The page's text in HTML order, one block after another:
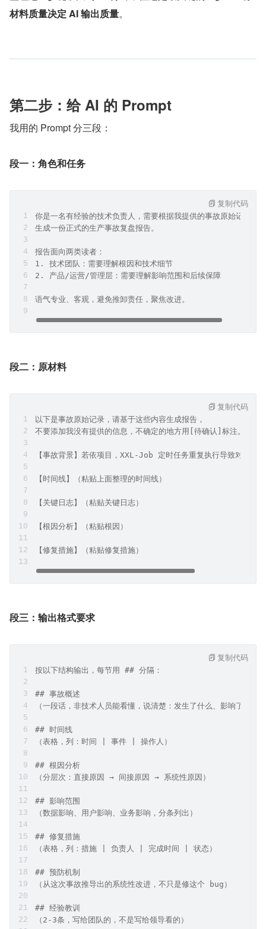
材料质量决定 AI 输出质量。
第二步：给 AI 的 Prompt
我用的 Prompt 分三段：
段一：角色和任务
你是一名有经验的技术负责人，需要根据我提供的事故原始记录，
生成一份正式的生产事故复盘报告。
报告面向两类读者：
1. 技术团队：需要理解根因和技术细节
2. 产品/运营/管理层：需要理解影响范围和后续保障
语气专业、客观，避免推卸责任，聚焦改进。
复制代码
段二：原材料
以下是事故原始记录，请基于这些内容生成报告，
不要添加我没有提供的信息，不确定的地方用[待确认]标注。
【事故背景】若依项目，XXL-Job 定时任务重复执行导致对账数
【时间线】（粘贴上面整理的时间线）
【关键日志】（粘贴关键日志）
【根因分析】（粘贴根因）
【修复措施】（粘贴修复措施）
复制代码
段三：输出格式要求
按以下结构输出，每节用 ## 分隔：
## 事故概述
（一段话，非技术人员能看懂，说清楚：发生了什么、影响了什么
## 时间线
（表格，列：时间 | 事件 | 操作人）
## 根因分析
（分层次：直接原因 → 间接原因 → 系统性原因）
## 影响范围
（数据影响、用户影响、业务影响，分条列出）
## 修复措施
（表格，列：措施 | 负责人 | 完成时间 | 状态）
## 预防机制
（从这次事故推导出的系统性改进，不只是修这个 bug）
## 经验教训
（2-3条，写给团队的，不是写给领导看的）
复制代码